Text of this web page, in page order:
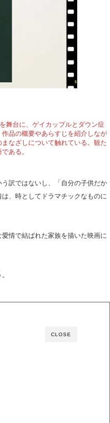
舞台に、ゲイカップルとダウン症
品の概要やあらすじを紹介しなが
なざしについて触れている。観た
ある。
訳ではないし、「自分の子供だか
、時としてドラマチックなものに
情で結ばれた家族を描いた映画に
CLOSE